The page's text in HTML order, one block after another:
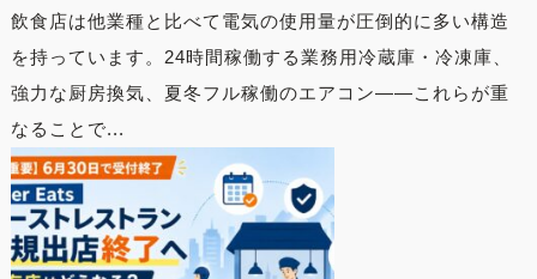
飲食店は他業種と比べて電気の使用量が圧倒的に多い構造
を持っています。24時間稼働する業務用冷蔵庫・冷凍庫、
強力な厨房換気、夏冬フル稼働のエアコン——これらが重
なることで...